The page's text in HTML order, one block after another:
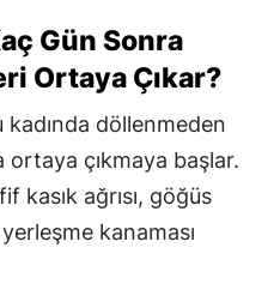
Gün Sonra
Ortaya Çıkar?
döllenmeden
ortaya çıkmaya başlar.
kasık ağrısı, göğüs
kanaması